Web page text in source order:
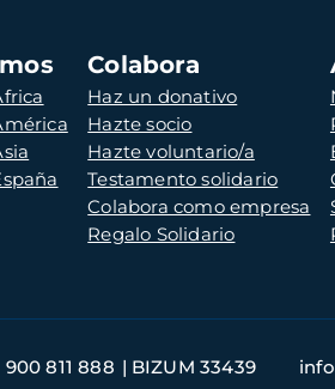
Colabora
Haz un donativo
Hazte socio
Hazte voluntario/a
Testamento solidario
Colabora como empresa
Regalo Solidario
900 811 888 BIZUM 33439